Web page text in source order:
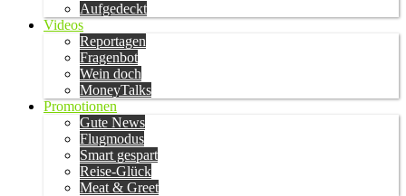
Aufgedeckt
Videos
Reportagen
Fragenbot
Wein doch
MoneyTalks
Promotionen
Gute News
Flugmodus
Smart gespart
Reise-Glück
Meat & Greet